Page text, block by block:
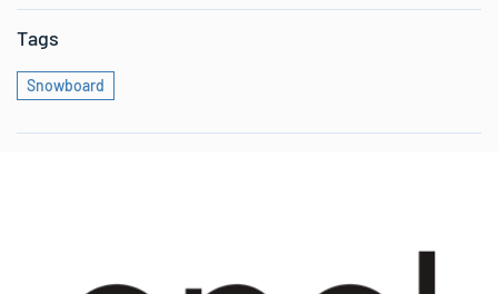
Tags
Snowboard